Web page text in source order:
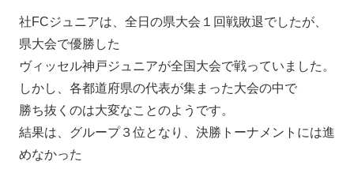
社FCジュニアは、全日の県大会１回戦敗退でしたが、
県大会で優勝した
ヴィッセル神戸ジュニアが全国大会で戦っていました。
しかし、各都道府県の代表が集まった大会の中で
勝ち抜くのは大変なことのようです。
結果は、グループ３位となり、決勝トーナメントには進
めなかった